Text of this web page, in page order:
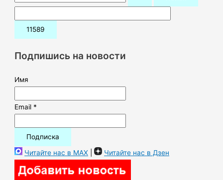
о
и
:Подпишись на новости
Имя
Email *
Читайте нас в MAX | Читайте нас в Дзен